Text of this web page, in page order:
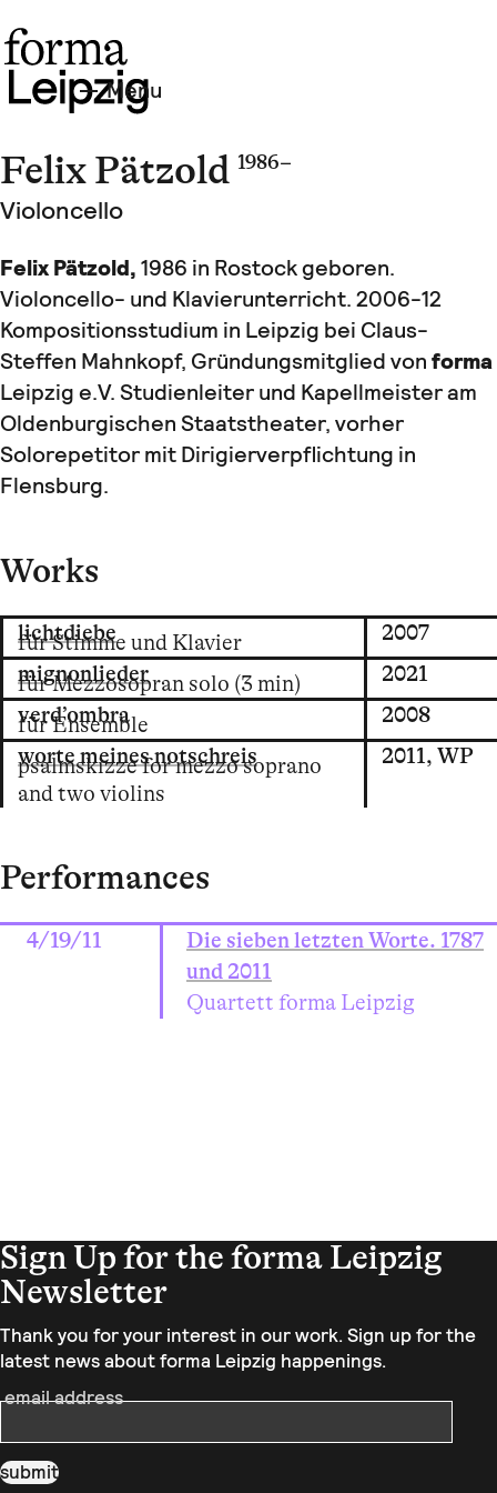
Menu
Felix Pätzold 1986 –
Violoncello
Felix Pätzold,1986 in Rostock geboren.
Violoncello- und Klavierunterricht. 2006-12
Kompositionsstudium in Leipzig bei Claus-
Steffen Mahnkopf, Gründungsmitglied vonforma
Leipzig e.V. Studienleiter und Kapellmeister am
Oldenburgischen Staatstheater, vorher
Solorepetitor mit Dirigierverpflichtung in
Flensburg.
Works
lichtdiebe 2007
für Stimme und Klavier
mignonlieder
2021
für Mezzosopran solo (3 min)
verd’ombra
2008
für Ensemble
worte meines notschreis
2011, WP
psalmskizze for mezzo soprano
and two violins
Performances
4/19/11
Die sieben letzten Worte. 1787
und 2011
Quartett forma Leipzig
Sign Up for the forma Leipzig
Newsletter
Thank you for your interest in our work. Sign up for the
latest news about forma Leipzig happenings.
email address
submit